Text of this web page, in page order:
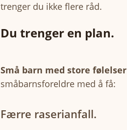
trenger du ikke flere råd.
Du trenger en plan.
Små barn med store følelser
småbarnsforeldre med å få:
Færre raserianfall.